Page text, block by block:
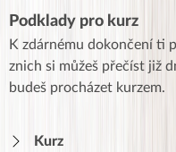
Podklady pro kurz
K zdárnému dokončení ti
znich si můžeš přečíst již
budeš procházet kurzem.
Kurz